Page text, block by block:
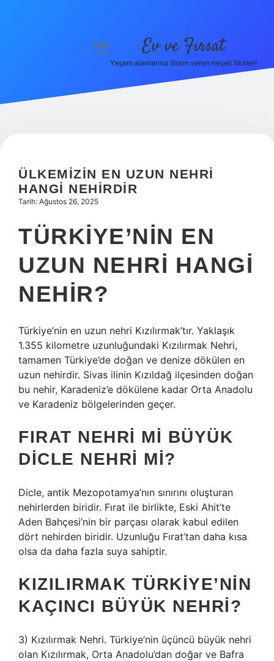
Hakkımızda
menüyü
Ev ve Fırsat
Yaşam alanlarına ilham veren neşeli fikirler!
ÜLKEMIZIN EN UZUN NEHRI
HANGI NEHIRDIR
Tarih: Ağustos 26, 2025
TÜRKIYE’NIN EN
UZUN NEHRI HANGI
NEHIR?
Türkiye’nin en uzun nehri Kızılırmak’tır. Yaklaşık
1.355 kilometre uzunluğundaki Kızılırmak Nehri,
tamamen Türkiye’de doğan ve denize dökülen en
uzun nehirdir. Sivas ilinin Kızıldağ ilçesinden doğan
bu nehir, Karadeniz’e dökülene kadar Orta Anadolu
ve Karadeniz bölgelerinden geçer.
FIRAT NEHRI MI BÜYÜK
DICLE NEHRI MI?
Dicle, antik Mezopotamya’nın sınırını oluşturan
nehirlerden biridir. Fırat ile birlikte, Eski Ahit’te
Aden Bahçesi’nin bir parçası olarak kabul edilen
dört nehirden biridir. Uzunluğu Fırat’tan daha kısa
olsa da daha fazla suya sahiptir.
KIZILIRMAK TÜRKIYE’NIN
KAÇINCI BÜYÜK NEHRI?
3) Kızılırmak Nehri. Türkiye’nin üçüncü büyük nehri
olan Kızılırmak, Orta Anadolu’dan doğar ve Bafra